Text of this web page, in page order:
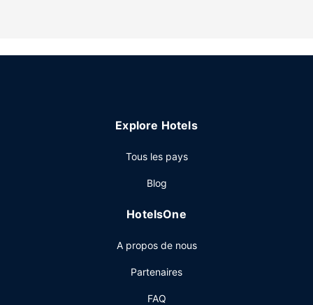
de loisirs disponibles dans l'hébergement, notamment une
Explore Hotels
Tous les pays
Blog
HotelsOne
A propos de nous
Partenaires
FAQ